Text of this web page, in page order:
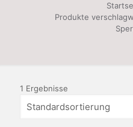
Produkte
1 Ergebnisse